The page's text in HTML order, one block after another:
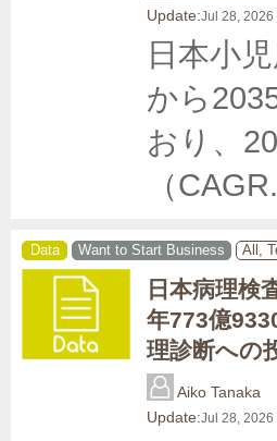
Update:Jul 28, 2026
日本小
から
おり、
（CAGR
Data Want to Start Business All,
日本病理検
年773億
理診断への
Aiko Tanaka
Update:Jul 28, 2026